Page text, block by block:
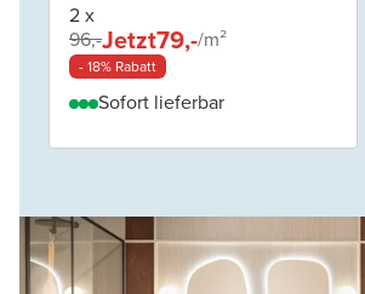
2 x
96,-Jetzt79,-/m²
- 18% Rabatt
Sofort lieferbar